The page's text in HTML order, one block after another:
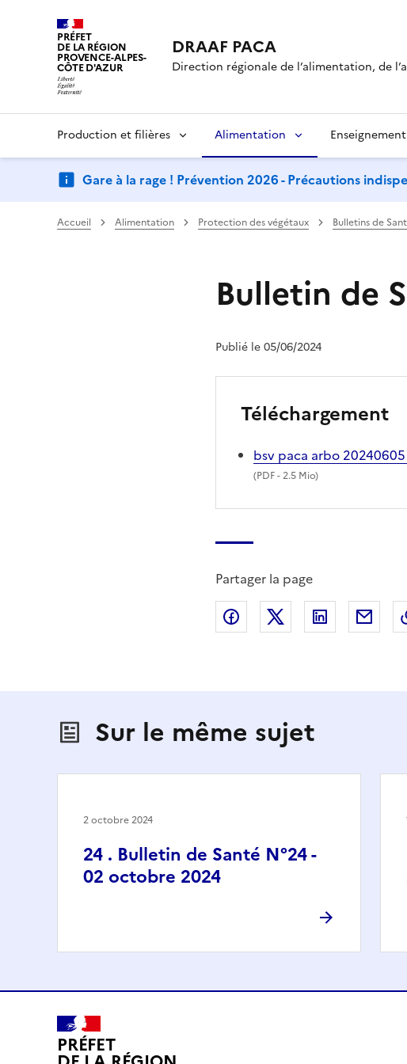
PRÉFET
DE LA RÉGION
PROVENCE-ALPES-
CÔTE D'AZUR
DRAAF PACA
Direction régionale de l’alimentation, de
Production et filières Alimentation
Gare à la rage ! Prévention 2026 - Précautions
Accueil Alimentation Protection des végétaux Bulletins de
Bulletin de
Publié le 05/06/2024
Téléchargement
bsv paca arbo 20240605
(PDF- 2.5 Mio)
Partager la page
Partager sur Facebook
Partager sur X
Partager
Sur le même sujet
24 . Bulletin de Santé N°24 -
02 octobre 2024
2 octobre 2024
PRÉFET